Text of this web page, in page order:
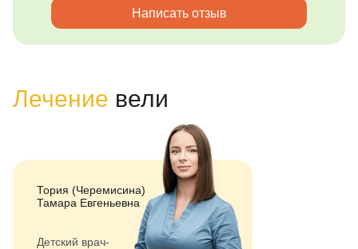
Написать отзыв
Лечение вели
Тория (Черемисина)
Тамара Евгеньевна
Детский врач-